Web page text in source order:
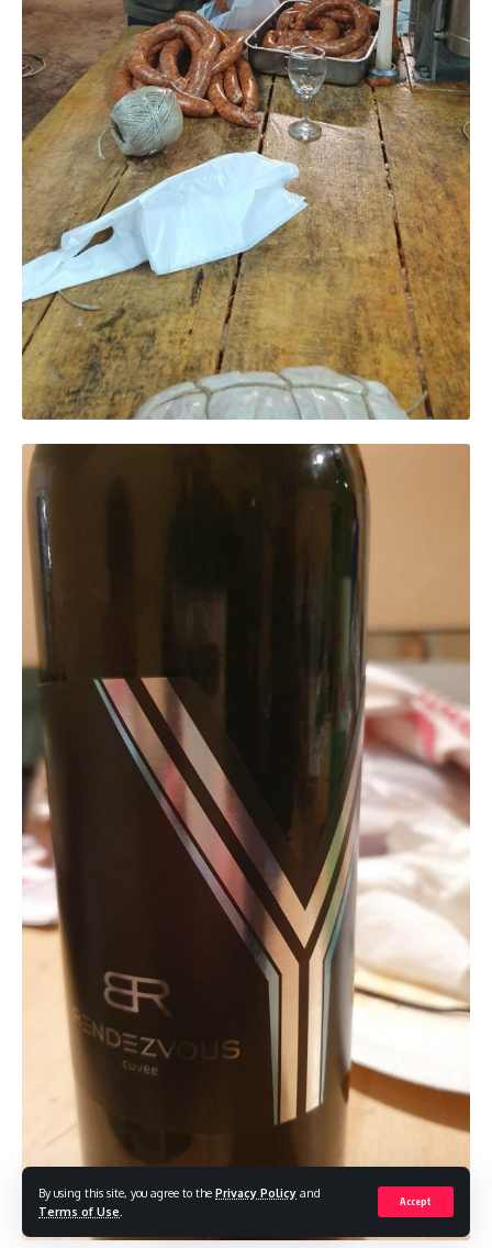
By using this site, you agree to the Privacy Policy and
Terms of Use
Accept